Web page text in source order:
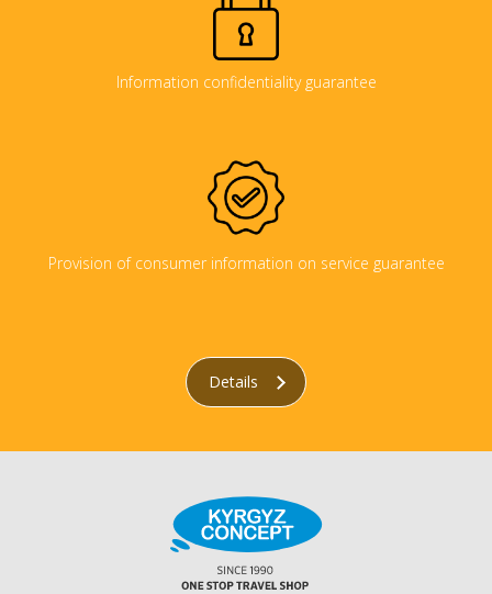
Information confidentiality guarantee
Provision of consumer information on service guarantee
Details